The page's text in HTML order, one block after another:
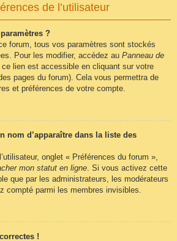
de l’utilisateur
?
forum, tous vos paramètres sont stockés
Pour les modifier, accédez au Panneau de
lien est accessible en cliquant sur votre
pages du forum). Cela vous permettra de
et préférences de votre compte.
nom d’apparaître dans la liste des
onglet « Préférences du forum »,
mon statut en ligne . Si vous activez cette
que par les administrateurs, les modérateurs
compté parmi les membres invisibles.
!